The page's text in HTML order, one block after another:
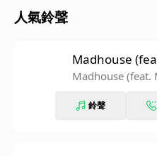
人氣鈴聲
Madhouse
Madhouse (feat.
鈴聲